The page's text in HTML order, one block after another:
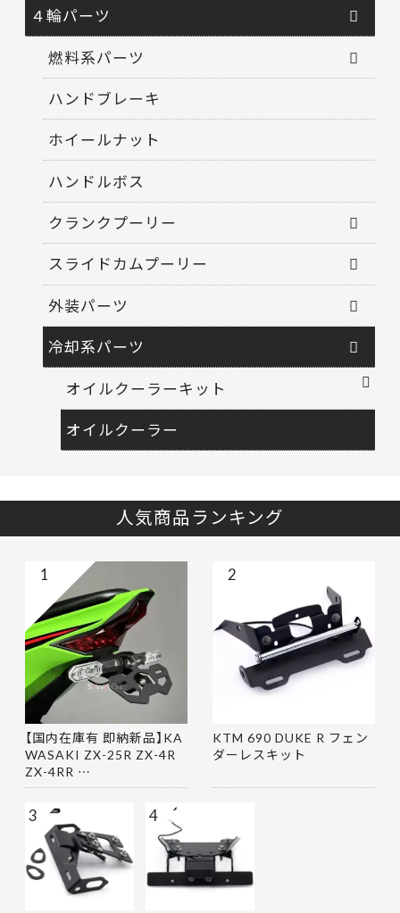
４輪パーツ
燃料系パーツ
ハンドブレーキ
ホイールナット
ハンドルボス
クランクプーリー
スライドカムプーリー
外装パーツ
冷却系パーツ
オイルクーラーキット
オイルクーラー
人気商品ランキング
【国内在庫有 即納新品】KA
WASAKI ZX-25R ZX-4R
ZX-4RR …
1
KTM 690 DUKE R フェン
ダーレスキット
2
3 4